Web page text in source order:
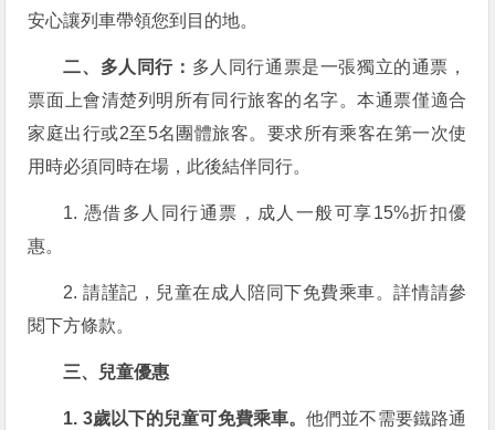
安心讓列車帶領您到目的地。
二、多人同行： 多人同行通票是一張獨立的通票，
票面上會清楚列明所有同行旅客的名字。本通票僅適合
家庭出行或2至5名團體旅客。要求所有乘客在第一次使
用時必須同時在場，此後結伴同行。
1. 憑借多人同行通票，成人一般可享15%折扣優
惠。
2. 請謹記，兒童在成人陪同下免費乘車。詳情請參
閱下方條款。
三、兒童優惠
1. 3歲以下的兒童可免費乘車。他們並不需要鐵路通